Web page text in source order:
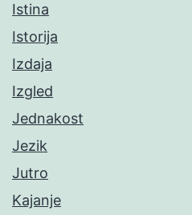
Istina
Istorija
Izdaja
Izgled
Jednakost
Jezik
Jutro
Kajanje